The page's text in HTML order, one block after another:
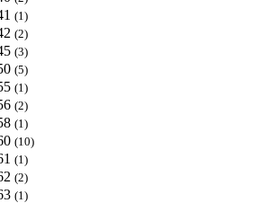
(1)
(2)
(3)
(5)
(1)
(2)
(1)
(10)
(1)
(2)
(1)